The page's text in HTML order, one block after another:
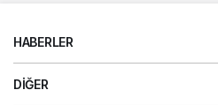
HABERLER
DIĞER